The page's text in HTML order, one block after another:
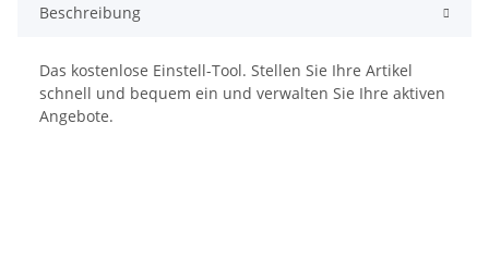
Beschreibung
Das kostenlose Einstell-Tool. Stellen Sie Ihre Artikel
schnell und bequem ein und verwalten Sie Ihre aktiven
Angebote.